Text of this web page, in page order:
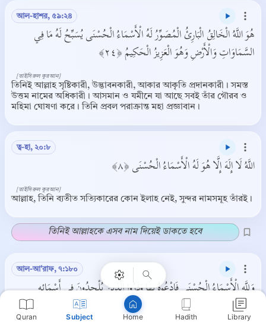
Quran Subject Home Hadith Library
আল-হাশর, ৫৯:২৪
هُوَ اللَّهُ الْخَالِقُ الْبَارِئُ الْمُصَوِّرُ لَهُ الْأَسْمَاءُ الْحُسْنَى يُسَبِّحُ لَهُ مَا فِي
السَّمَاوَاتِ وَالْأَرْضِ وَهُوَ الْعَزِيزُ الْحَكِيمُ ﴿٢٤﴾
তিনিই আল্লাহ সৃষ্টিকারী, উদ্ভাবনকারী, আকার আকৃতি প্রদানকারী। সমস্ত
উত্তম নামের অধিকারী। আসমান ও যমীনে যা আছে সবই তাঁর গৌরব ও
মহিমা ঘোষণা করে। তিনি প্রবল পরাক্রান্ত মহা প্রজ্ঞাবান।
[তাইসিরুল কুরআন]
ত্ব-হা, ২০:৮
اللَّهُ لَا إِلَهَ إِلَّا هُوَ لَهُ الْأَسْمَاءُ الْحُسْنَى ﴿٨﴾
আল্লাহ, তিনি ব্যতীত সত্যিকারের কোন ইলাহ নেই, সুন্দর নামসমূহ তাঁরই।
[তাইসিরুল কুরআন]
তিনিই আল্লাহকে এসব নাম দিয়েই ডাকতে হবে
আল-আ'রাফ, ৭:১৮০
وَلِلَّهِ الْأَسْمَاءُ الْحُسْنَى فَادْعُوهُ بِهَا وَذَرُوا الَّذِينَ يُلْحِدُونَ فِي أَسْمَائِهِ
سَيُجْزَوْنَ مَا كَانُوا يَعْمَلُونَ ﴿١٨٠﴾